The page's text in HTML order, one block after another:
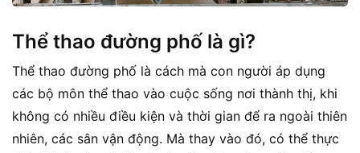
Thể thao đường phố là gì?
Thể thao đường phố là cách mà con người áp dụng
các bộ môn thể thao vào cuộc sống nơi thành thị, khi
không có nhiều điều kiện và thời gian để ra ngoài thiên
nhiên, các sân vận động. Mà thay vào đó, có thể thực